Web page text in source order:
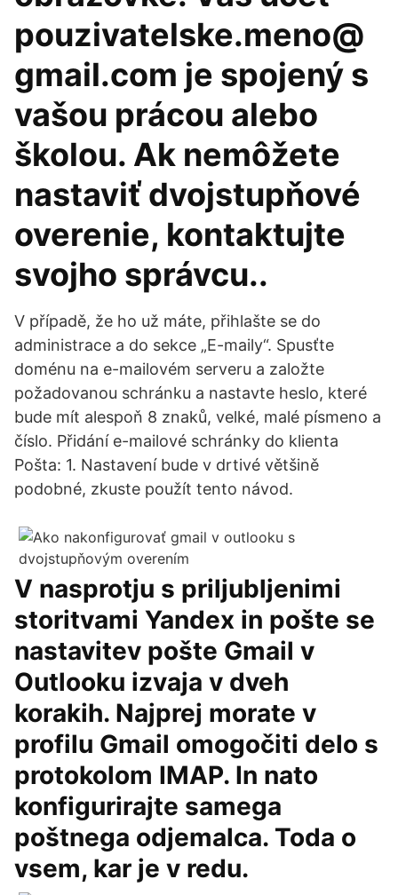
pouzivatelske.meno@
gmail.com je spojený s
vašou prácou alebo
školou. Ak nemôžete
nastaviť dvojstupňové
overenie, kontaktujte
svojho správcu..
V případě, že ho už máte, přihlašte se do
administrace a do sekce „E-maily“. Spusťte
doménu na e-mailovém serveru a založte
požadovanou schránku a nastavte heslo, které
bude mít alespoň 8 znaků, velké, malé písmeno a
číslo. Přidání e-mailové schránky do klienta
Pošta: 1. Nastavení bude v drtivé většině
podobné, zkuste použít tento návod.
V nasprotju s priljubljenimi
storitvami Yandex in pošte se
nastavitev pošte Gmail v
Outlooku izvaja v dveh
korakih. Najprej morate v
profilu Gmail omogočiti delo s
protokolom IMAP. In nato
konfigurirajte samega
poštnega odjemalca. Toda o
vsem, kar je v redu.